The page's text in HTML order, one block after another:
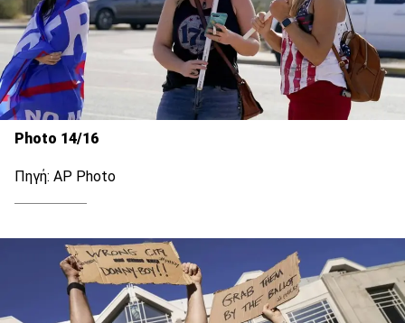
Photo 14/16
Πηγή: AP Photo